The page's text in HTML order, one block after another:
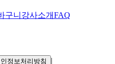
구니 강사소개FAQ
정보처리방침 |